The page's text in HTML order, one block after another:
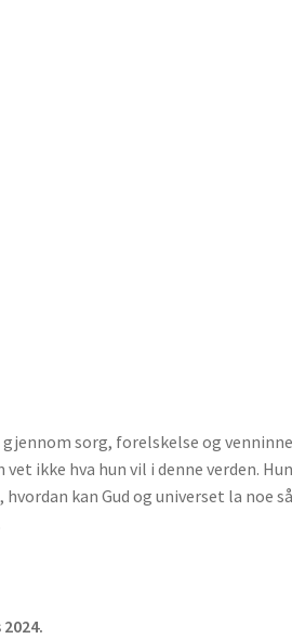
gjennom sorg, forelskelse og
ikke hva hun vil i denne verden.
kan Gud og universet la noe